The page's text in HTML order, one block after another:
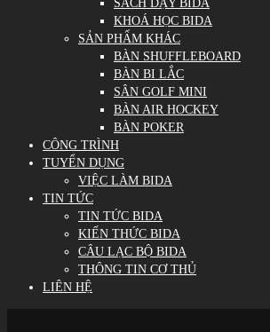
SÁCH DẠY BIDA
KHOÁ HỌC BIDA
SẢN PHẨM KHÁC
BÀN SHUFFLEBOARD
BÀN BI LẮC
SÂN GOLF MINI
BÀN AIR HOCKEY
BÀN POKER
CÔNG TRÌNH
TUYỂN DỤNG
VIỆC LÀM BIDA
TIN TỨC
TIN TỨC BIDA
KIẾN THỨC BIDA
CÂU LẠC BỘ BIDA
THÔNG TIN CƠ THỦ
LIÊN HỆ